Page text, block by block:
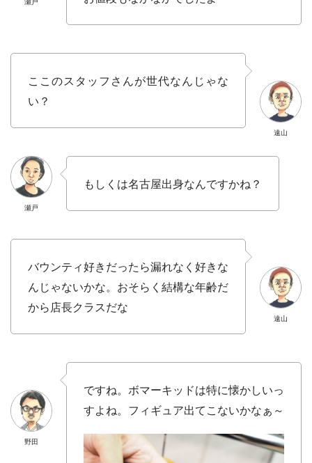
遠山
ここのスタッフさんが世代なんじゃな
い？
瀬戸
もしくは名古屋出身なんですかね？
遠山
バウンティ好きだったら漏れなく好きな
んじゃないかな。おそらく結構な年齢だ
から店長クラスだな
野田
ですね。ボマーキッドは特に懐かしいっ
すよね。フィギュア出てこないかなぁ～